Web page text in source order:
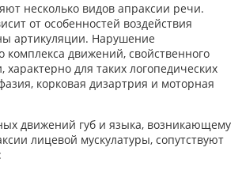
несколько видов апраксии речи.
от особенностей воздействия
артикуляции. Нарушение
комплекса движений, свойственного
характерно для таких логопедических
корковая дизартрия и моторная
движений губ и языка, возникающему
лицевой мускулатуры, сопутствуют